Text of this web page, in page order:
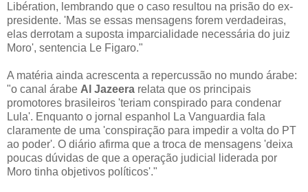
Libération, lembrando que o caso resultou na prisão do ex-
presidente. 'Mas se essas mensagens forem verdadeiras,
elas derrotam a suposta imparcialidade necessária do juiz
Moro', sentencia Le Figaro."
A matéria ainda acrescenta a repercussão no mundo árabe:
"o canal árabe Al Jazeera relata que os principais
promotores brasileiros 'teriam conspirado para condenar
Lula'. Enquanto o jornal espanhol La Vanguardia fala
claramente de uma 'conspiração para impedir a volta do PT
ao poder'. O diário afirma que a troca de mensagens 'deixa
poucas dúvidas de que a operação judicial liderada por
Moro tinha objetivos políticos'."